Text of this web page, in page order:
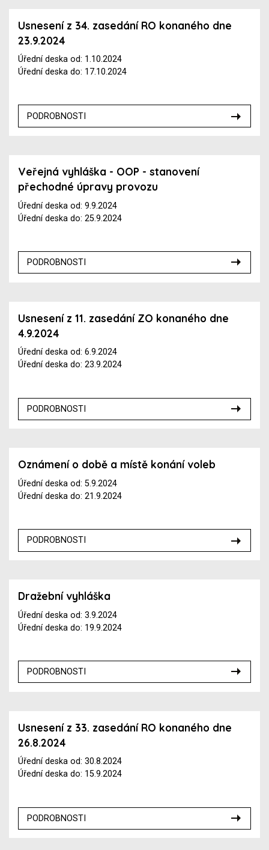
Usnesení z 34. zasedání RO konaného dne
23.9.2024
Úřední deska od: 1.10.2024
Úřední deska do: 17.10.2024
PODROBNOSTI
Veřejná vyhláška - OOP - stanovení
přechodné úpravy provozu
Úřední deska od: 9.9.2024
Úřední deska do: 25.9.2024
PODROBNOSTI
Usnesení z 11. zasedání ZO konaného dne
4.9.2024
Úřední deska od: 6.9.2024
Úřední deska do: 23.9.2024
PODROBNOSTI
Oznámení o době a místě konání voleb
Úřední deska od: 5.9.2024
Úřední deska do: 21.9.2024
PODROBNOSTI
Dražební vyhláška
Úřední deska od: 3.9.2024
Úřední deska do: 19.9.2024
PODROBNOSTI
Usnesení z 33. zasedání RO konaného dne
26.8.2024
Úřední deska od: 30.8.2024
Úřední deska do: 15.9.2024
PODROBNOSTI